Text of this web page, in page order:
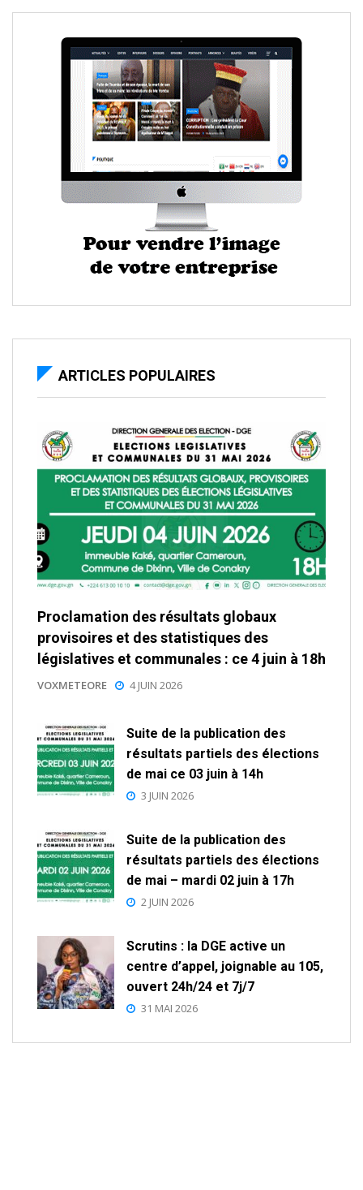
ARTICLES POPULAIRES
Proclamation des résultats globaux
provisoires et des statistiques des
législatives et communales : ce 4 juin à 18h
VOXMETEORE 4 JUIN 2026
Suite de la publication des
résultats partiels des élections
de mai ce 03 juin à 14h
3 JUIN 2026
Suite de la publication des
résultats partiels des élections
de mai – mardi 02 juin à 17h
2 JUIN 2026
Scrutins : la DGE active un
centre d’appel, joignable au 105,
ouvert 24h/24 et 7j/7
31 MAI 2026